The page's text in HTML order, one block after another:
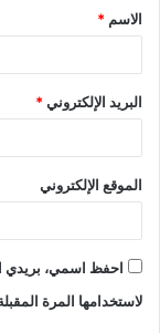
*
الاسم *
البريد الإلكتروني*
الموقع الإلكتروني
احفظ اسمي، بريدي
لاستخدامها المرة